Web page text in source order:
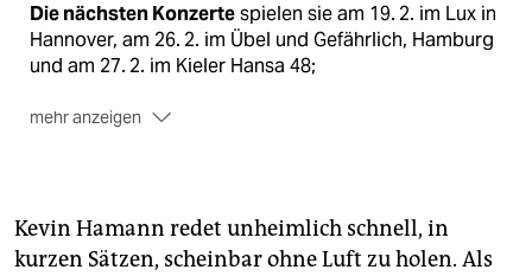
Die nächsten Konzertespielen sie am 19. 2. im Lux in
Hannover, am 26. 2. im Übel und Gefährlich, Hamburg
und am 27. 2. im Kieler Hansa 48;
mehr anzeigen
Kevin Hamann redet unheimlich schnell, in
kurzen Sätzen, scheinbar ohne Luft zu holen. Als